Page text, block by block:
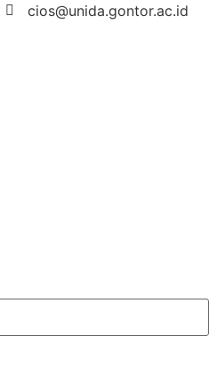
cios@unida.gontor.ac.id